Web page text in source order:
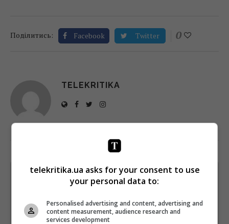
Поділитись: Facebook Twitter 0
TELEKRITIKA
Щотижневий лист з найцікавішим.
Пишемо з любов'ю
!
Підпишіться ще раз, якщо не отримуєте від нас листи
telekritika.ua asks for your consent to use
your personal data to:
Personalised advertising and content, advertising and
content measurement, audience research and
services development